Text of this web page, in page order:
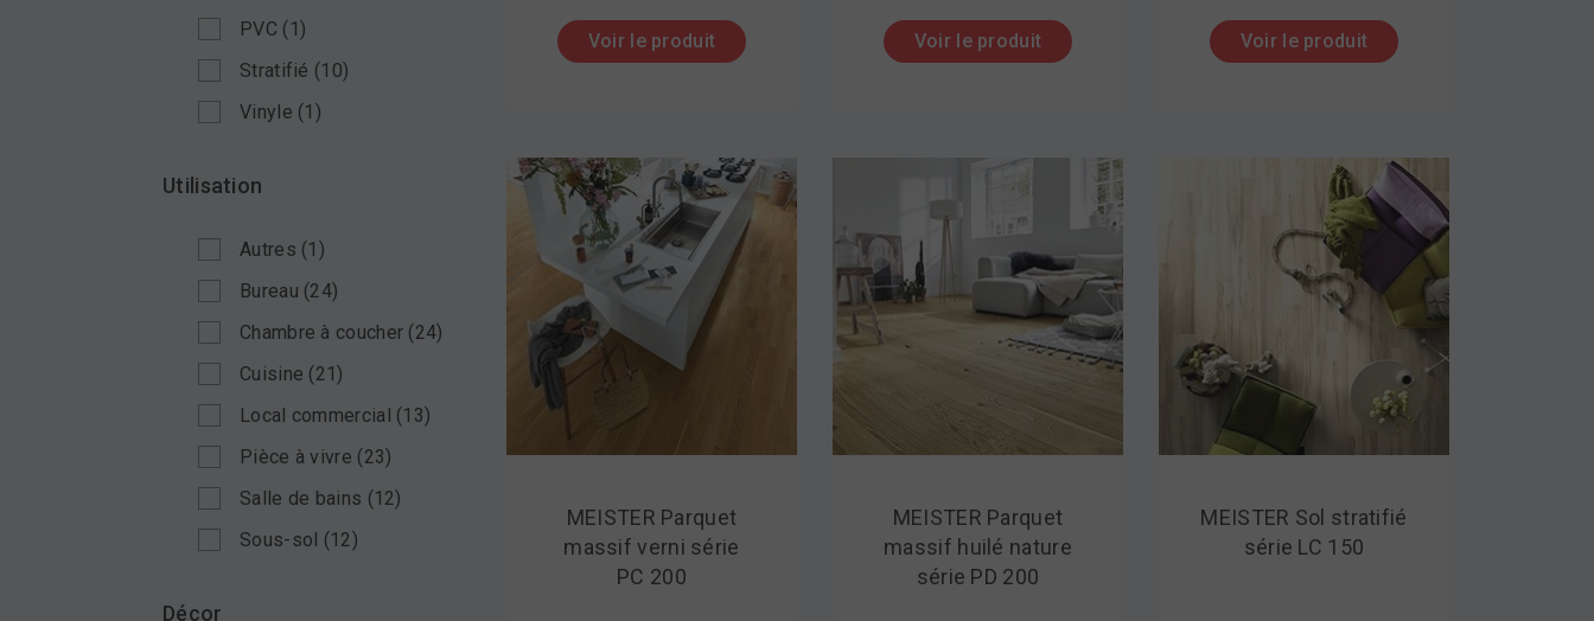
PVC (1)
Stratifié (10)
Vinyle (1)
Utilisation
Autres (1)
Bureau (24)
Chambre à coucher (24)
Cuisine (21)
Local commercial (13)
Pièce à vivre (23)
Salle de bains (12)
Sous-sol (12)
Décor
Voir le produit Voir le produit Voir le produit
MEISTER Parquet
massif verni série
PC 200
MEISTER Parquet
massif huilé nature
série PD 200
MEISTER Sol stratifié
série LC 150